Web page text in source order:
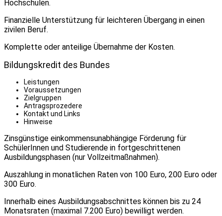
Hochschulen.
Finanzielle Unterstützung für leichteren Übergang in einen
zivilen Beruf.
Komplette oder anteilige Übernahme der Kosten.
Bildungskredit des Bundes
Leistungen
Voraussetzungen
Zielgruppen
Antragsprozedere
Kontakt und Links
Hinweise
Zinsgünstige einkommensunabhängige Förderung für
SchülerInnen und Studierende in fortgeschrittenen
Ausbildungsphasen (nur Vollzeitmaßnahmen).
Auszahlung in monatlichen Raten von 100 Euro, 200 Euro oder
300 Euro.
Innerhalb eines Ausbildungsabschnittes können bis zu 24
Monatsraten (maximal 7.200 Euro) bewilligt werden.